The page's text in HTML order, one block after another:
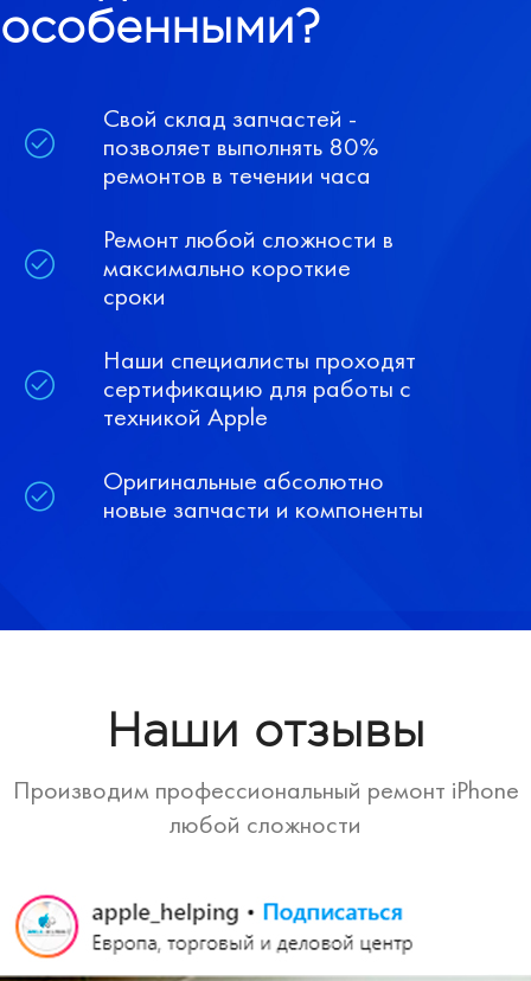
особенными?
Свой склад запчастей -
позволяет выполнять 80%
ремонтов в течении часа
Ремонт любой сложности в
максимально короткие
сроки
Наши специалисты проходят
сертификацию для работы с
техникой Apple
Оригинальные абсолютно
новые запчасти и компоненты
Наши отзывы
Производим профессиональный ремонт iPhone
любой сложности